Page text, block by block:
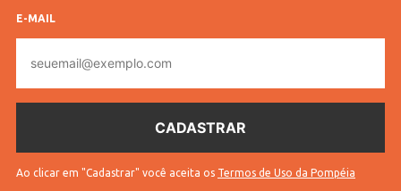
E-MAIL
mail
Ao clicar em "Cadastrar" você aceita os Termos de Uso da Pompéia